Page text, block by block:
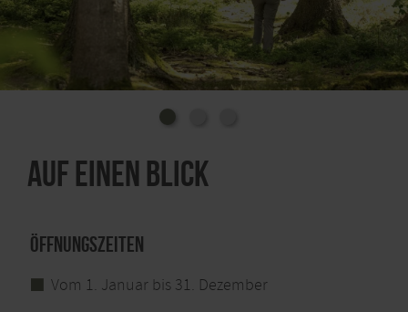
Diese Route wurde im Rahmen des LEADER-
geförderten Projekts ‚Qualitätsoffensive Wandern
in Roetgen und Stolberg‘ mit Unterstützung der
Europäischen Union (ELER) und des Landes
Auf einen Blick
Öffnungszeiten
Vom 1. Januar bis 31. Dezember